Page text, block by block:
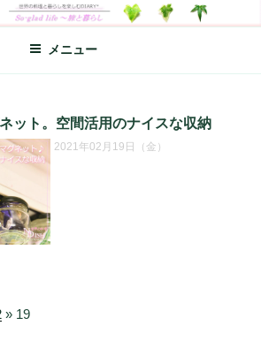
～旅と暮らし
やレシピ、シンプルライフ、楽しい暮らしなどを
した松本あづさのDIARYです
メニュー
ット。空間活用のナイスな収納
2021年02月19日（金）
» 19